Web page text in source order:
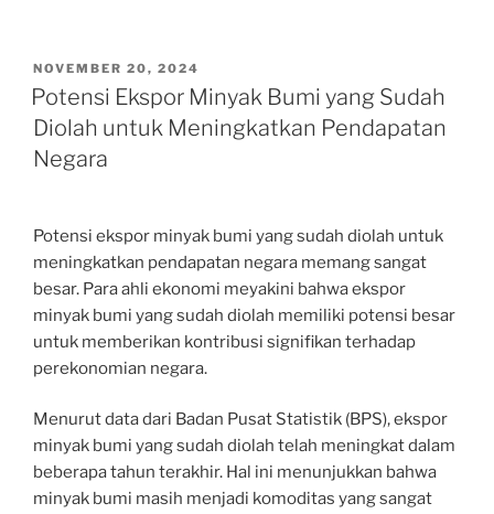
POSTED
ON
NOVEMBER 20, 2024
Potensi Ekspor Minyak Bumi yang Sudah
Diolah untuk Meningkatkan Pendapatan
Negara
Potensi ekspor minyak bumi yang sudah diolah untuk
meningkatkan pendapatan negara memang sangat
besar. Para ahli ekonomi meyakini bahwa ekspor
minyak bumi yang sudah diolah memiliki potensi besar
untuk memberikan kontribusi signifikan terhadap
perekonomian negara.
Menurut data dari Badan Pusat Statistik (BPS), ekspor
minyak bumi yang sudah diolah telah meningkat dalam
beberapa tahun terakhir. Hal ini menunjukkan bahwa
minyak bumi masih menjadi komoditas yang sangat